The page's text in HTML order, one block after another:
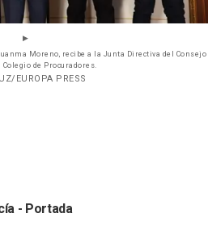
Moreno, recibe a la Junta Directiva del Consejo
de Procuradores.
EUROPA PRESS
- Portada